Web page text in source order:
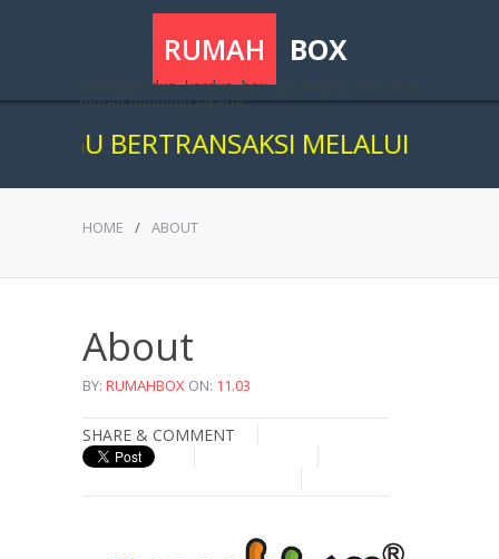
RUMAH BOX
membuat dus, kardus, box, packaging, kemasan
murah bandung jakarta
BERTRANSAKSI MELALUI
HOME / ABOUT
About
BY: RUMAHBOX ON: 11.03
SHARE & COMMENT